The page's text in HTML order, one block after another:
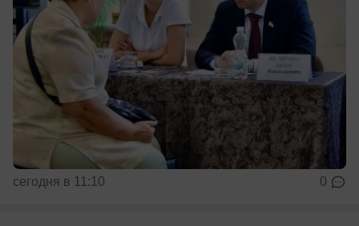
сегодня в 11:10 0